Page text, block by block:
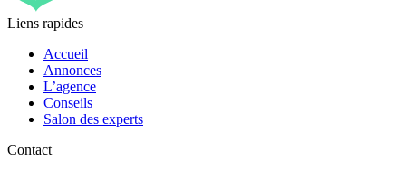
Liens rapides
Accueil
Annonces
L’agence
Conseils
Salon des experts
Contact